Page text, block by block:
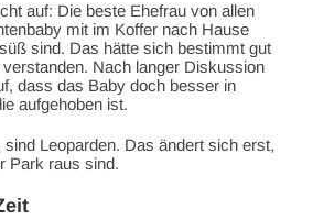
auf: Die beste Ehefrau von allen
mit im Koffer nach Hause
sind. Das hätte sich bestimmt gut
Nach langer Diskussion
dass das Baby doch besser in
aufgehoben ist.
Leoparden. Das ändert sich erst,
Park raus sind.